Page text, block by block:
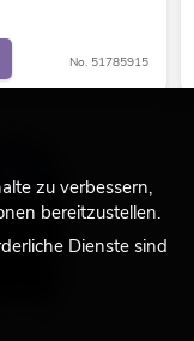
No. 51785915
zu verbessern,
bereitzustellen.
Dienste sind